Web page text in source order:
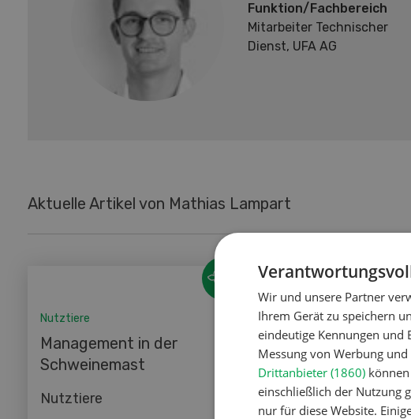
Funktion/Fachbereich
Mitarbeiter Technischer
Dienst, UFA AG
Aktuelle Artikel von Mathias Lampart
Nutztiere
Management in der
Schweinemast
Nutztiere
Nutztiere
Maiskleber
Nutztiere
Wir und unsere Partner
Ihrem Gerät zu speichern
eindeutige Kennungen und
Messung von Werbung
Drittanbieter (1860)
einschließlich der Nutzung
nur für diese Website.